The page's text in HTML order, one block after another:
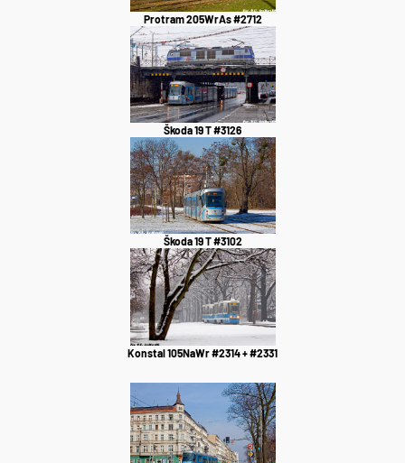
Protram 205WrAs #2712
Škoda 19 T #3126
Škoda 19 T #3102
Konstal 105NaWr #2314 + #2331